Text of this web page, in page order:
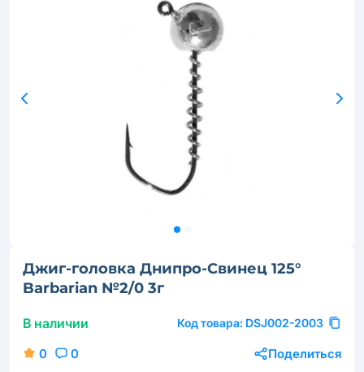
Джиг-головка Днипро-Свинец 125°
Barbarian №2/0 3г
В наличии Код товара: DSJ002-2003
0 0 Поделиться